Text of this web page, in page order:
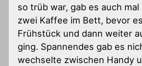
so trüb war, gab es auch
zwei Kaffee im Bett, bevor
Frühstück und dann weiter
ging. Spannendes gab es
wechselte zwischen Handy